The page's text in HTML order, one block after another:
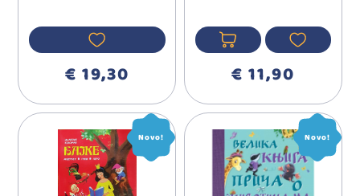
€ 19,30 € 11,90
Novo! Novo!